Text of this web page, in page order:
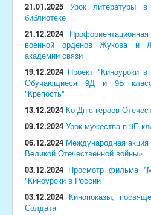
21.01.2025 Урок литературы в
библиотеке
21.12.2024
военной орденов Жукова и
академии связи
19.12.2024 Проект "Киноуроки
Обучающиеся 9Д и 9Б
"Крепость"
13.12.2024 Ко Дню героев
09.12.2024 Урок мужества в 9Е
06.12.2024 Международная акция
Великой Отечественной войны»
03.12.2024 Просмотр фильма
"Киноуроки в России
03.12.2024 Кинопоказы,
Солдата